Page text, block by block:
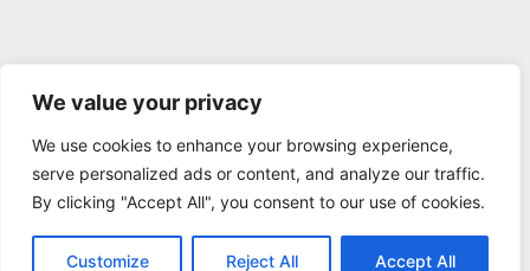
We value your privacy
We use cookies to enhance your browsing experience,
serve personalized ads or content, and analyze our traffic.
By clicking "Accept All", you consent to our use of cookies.
Customize Reject All Accept All
Privacy Policy
Cookie Policy
Copyright © 2025 Nuoveserietv.it